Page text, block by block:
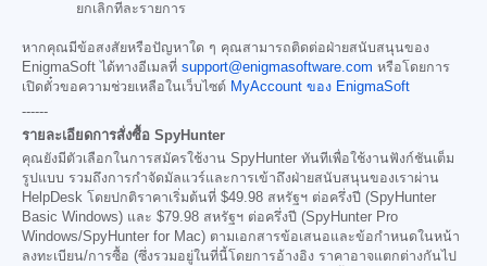
ยกเลิกทีละรายการ
หากคุณมีข้อสงสัยหรือปัญหาใด ๆ คุณสามารถติดต่อฝ่ายสนับสนุนของ
EnigmaSoft ได้ทางอีเมลที่ support@enigmasoftware.com หรือโดยการ
เปิดตั๋วขอความช่วยเหลือในเว็บไซต์ MyAccount ของ EnigmaSoft
------
รายละเอียดการสั่งซื้อ SpyHunter
คุณยังมีตัวเลือกในการสมัครใช้งาน SpyHunter ทันทีเพื่อใช้งานฟังก์ชันเต็ม
รูปแบบ รวมถึงการกำจัดมัลแวร์และการเข้าถึงฝ่ายสนับสนุนของเราผ่าน
HelpDesk โดยปกติราคาเริ่มต้นที่ $49.98 สหรัฐฯ ต่อครึ่งปี (SpyHunter
Basic Windows) และ $79.98 สหรัฐฯ ต่อครึ่งปี (SpyHunter Pro
Windows/SpyHunter for Mac) ตามเอกสารข้อเสนอและข้อกำหนดในหน้า
ลงทะเบียน/การซื้อ (ซึ่งรวมอยู่ในที่นี้โดยการอ้างอิง ราคาอาจแตกต่างกันไป